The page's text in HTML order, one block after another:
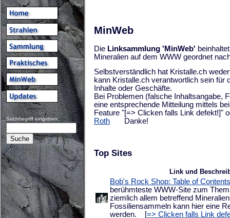
Suchbegriff eingeben:
MinWeb
Die Linksammlung 'MinWeb'
Mineralien auf dem WWW geordnet
Selbstverständlich hat Kristalle.ch
kann Kristalle.ch verantwortlich sein für
Inhalte oder Geschäfte.
Bei Problemen (falsche Inhaltsangabe,
eine entsprechende Mitteilung mittels
Feature "[=> Clicken falls Link defekt!]"
Roth Danke!
Top Sites
Link und
Bob's Rock Shop: Table of Contents
berühmteste WWW-Site zum
ziemlich allem betreffend
Fossiliensammeln kann hier eine
werden.
[=> Clicken falls Link